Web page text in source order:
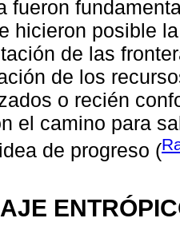
fueron
hicieron posible
de las
de los
o recién
el camino para
de progreso (